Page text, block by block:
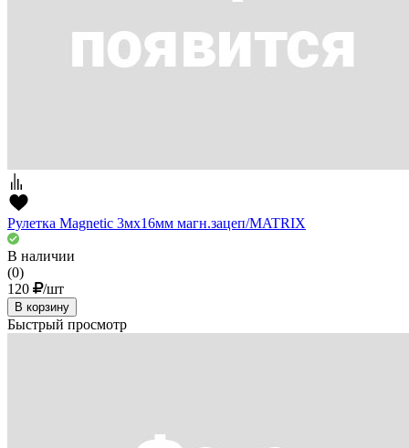
Рулетка Magnetic 3мх16мм магн.зацеп/MATRIX
В наличии
(0)
120
/шт
В корзину
Быстрый просмотр